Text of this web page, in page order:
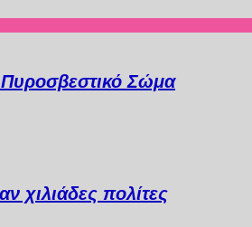
Πυροσβεστικό Σώμα
χιλιάδες πολίτες